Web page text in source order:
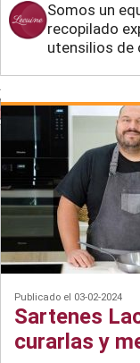
robots de cocina
Comparativamejor
robot de cocina
Somos un
recopilado
utensilios de
Publicado el 03-02-2024
Sartenes
curarlas y